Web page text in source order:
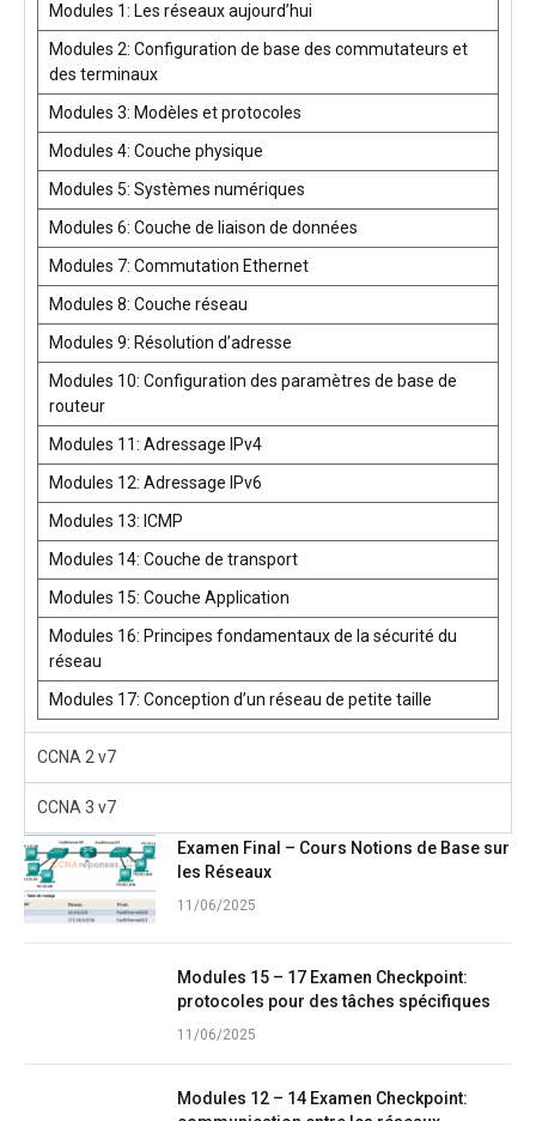
Modules 1: Les réseaux aujourd’hui
Modules 2: Configuration de base des commutateurs et
des terminaux
Modules 3: Modèles et protocoles
Modules 4: Couche physique
Modules 5: Systèmes numériques
Modules 6: Couche de liaison de données
Modules 7: Commutation Ethernet
Modules 8: Couche réseau
Modules 9: Résolution d’adresse
Modules 10: Configuration des paramètres de base de
routeur
Modules 11: Adressage IPv4
Modules 12: Adressage IPv6
Modules 13: ICMP
Modules 14: Couche de transport
Modules 15: Couche Application
Modules 16: Principes fondamentaux de la sécurité du
réseau
Modules 17: Conception d’un réseau de petite taille
CCNA 2 v7
CCNA 3 v7
Examen Final – Cours Notions de Base sur
les Réseaux
11/06/2025
Modules 15 – 17 Examen Checkpoint:
protocoles pour des tâches spécifiques
11/06/2025
Modules 12 – 14 Examen Checkpoint: